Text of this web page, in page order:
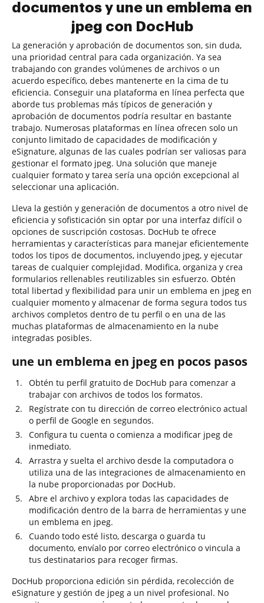
documentos y une un emblema en
jpeg con DocHub
La generación y aprobación de documentos son, sin duda,
una prioridad central para cada organización. Ya sea
trabajando con grandes volúmenes de archivos o un
acuerdo específico, debes mantenerte en la cima de tu
eficiencia. Conseguir una plataforma en línea perfecta que
aborde tus problemas más típicos de generación y
aprobación de documentos podría resultar en bastante
trabajo. Numerosas plataformas en línea ofrecen solo un
conjunto limitado de capacidades de modificación y
eSignature, algunas de las cuales podrían ser valiosas para
gestionar el formato jpeg. Una solución que maneje
cualquier formato y tarea sería una opción excepcional al
seleccionar una aplicación.
Lleva la gestión y generación de documentos a otro nivel de
eficiencia y sofisticación sin optar por una interfaz difícil o
opciones de suscripción costosas. DocHub te ofrece
herramientas y características para manejar eficientemente
todos los tipos de documentos, incluyendo jpeg, y ejecutar
tareas de cualquier complejidad. Modifica, organiza y crea
formularios rellenables reutilizables sin esfuerzo. Obtén
total libertad y flexibilidad para unir un emblema en jpeg en
cualquier momento y almacenar de forma segura todos tus
archivos completos dentro de tu perfil o en una de las
muchas plataformas de almacenamiento en la nube
integradas posibles.
une un emblema en jpeg en pocos pasos
Obtén tu perfil gratuito de DocHub para comenzar a
trabajar con archivos de todos los formatos.
Regístrate con tu dirección de correo electrónico actual
o perfil de Google en segundos.
Configura tu cuenta o comienza a modificar jpeg de
inmediato.
Arrastra y suelta el archivo desde la computadora o
utiliza una de las integraciones de almacenamiento en
la nube proporcionadas por DocHub.
Abre el archivo y explora todas las capacidades de
modificación dentro de la barra de herramientas y une
un emblema en jpeg.
Cuando todo esté listo, descarga o guarda tu
documento, envíalo por correo electrónico o vincula a
tus destinatarios para recoger firmas.
DocHub proporciona edición sin pérdida, recolección de
eSignature y gestión de jpeg a un nivel profesional. No